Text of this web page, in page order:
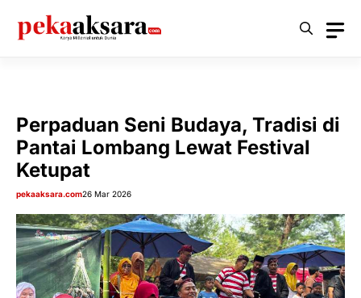
Perpaduan Seni Budaya, Tradisi di
Pantai Lombang Lewat Festival
Ketupat
pekaaksara.com26 Mar 2026